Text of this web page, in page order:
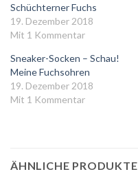
Schüchterner Fuchs
19. Dezember 2018
Mit 1 Kommentar
Sneaker-Socken – Schau!
Meine Fuchsohren
19. Dezember 2018
Mit 1 Kommentar
ÄHNLICHE PRODUKTE